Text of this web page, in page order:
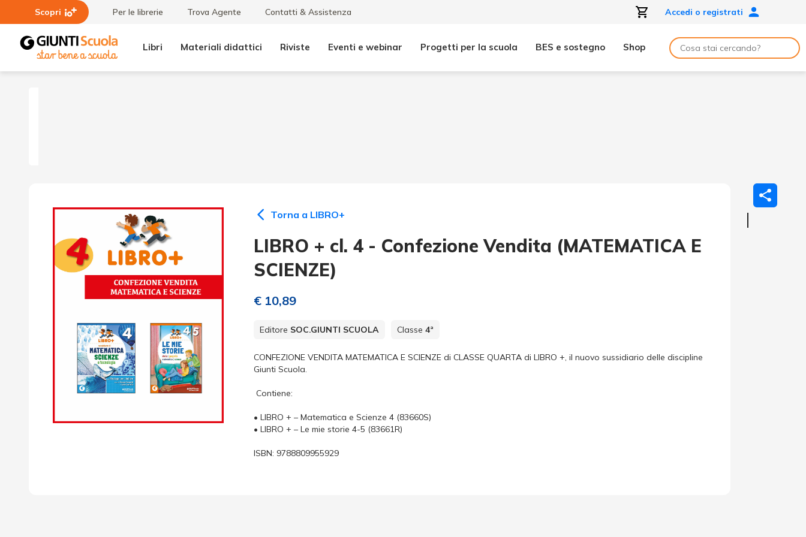
Scopri Per le librerie Trova Agente Contatti & Assistenza Accedi o registrati
Libri Materiali didattici Riviste Eventi e webinar Progetti per la scuola BES e sostegno Shop
Torna a LIBRO+
LIBRO + cl. 4 - Confezione Vendita (MATEMATICA E
SCIENZE)
€ 10,89
Editore SOC.GIUNTI SCUOLA Classe 4ª
CONFEZIONE VENDITA MATEMATICA E SCIENZE di CLASSE QUARTA di LIBRO +, il nuovo sussidiario delle discipline
Giunti Scuola.
Contiene:
• LIBRO + – Matematica e Scienze 4 (83660S)
• LIBRO + – Le mie storie 4-5 (83661R)
ISBN: 9788809955929